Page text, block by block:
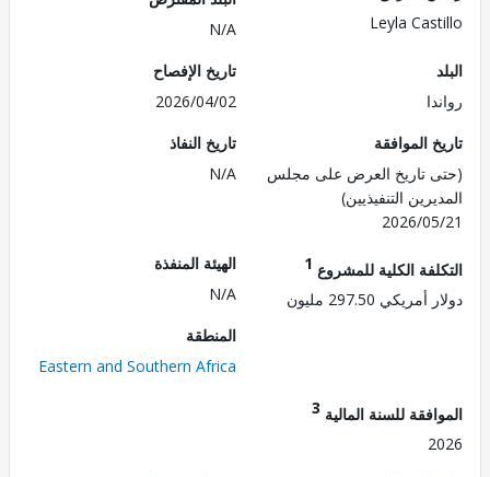
Leyla
تاريخ الإفصاح
2026/04/02
الموافقة
تاريخ العرض على مجلس
التنفيذيين)
2026/
تاريخ النفاذ
N/A
الكلية للمشروع1
297.50 مليون
الهيئة المنفذة
Eastern and Southern Africa
للسنة المالية3